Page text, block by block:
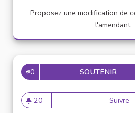
Proposez une modification de
l'amendant.
0 SOUTENIR
20
20 abonnés
Suivre